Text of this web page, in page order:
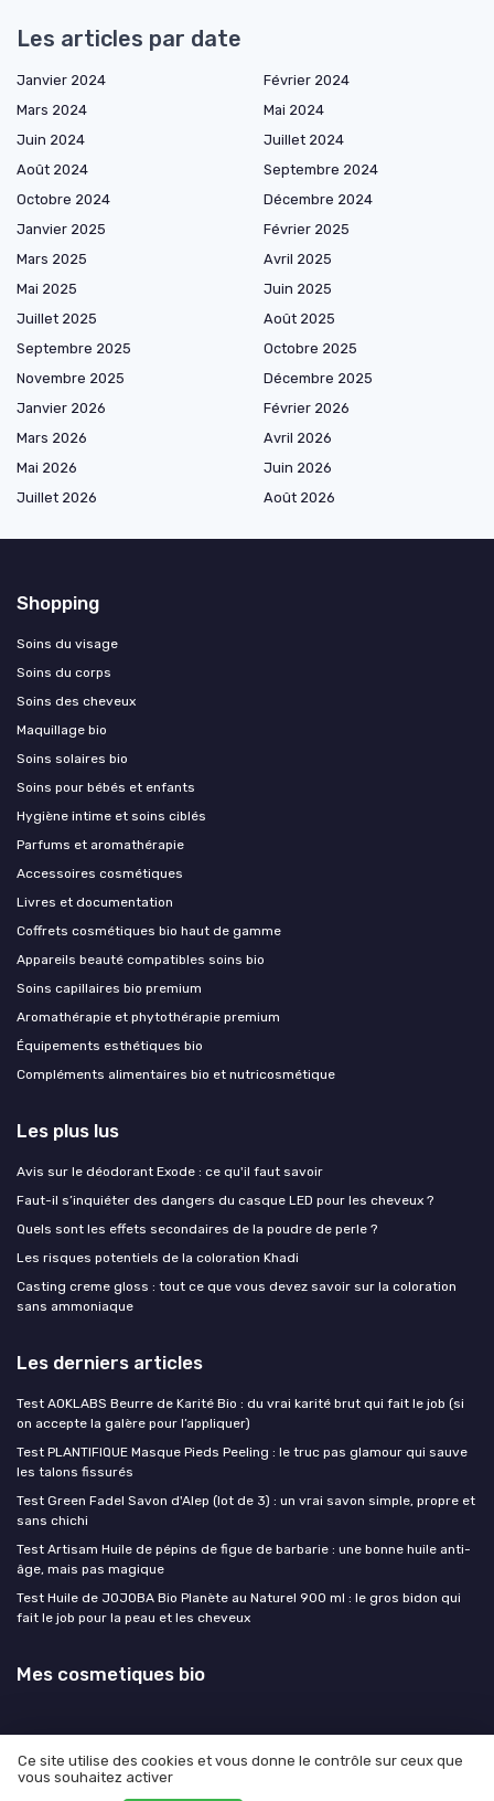
Les articles par date
Janvier 2024
Février 2024
Mars 2024
Mai 2024
Juin 2024
Juillet 2024
Août 2024
Septembre 2024
Octobre 2024
Décembre 2024
Janvier 2025
Février 2025
Mars 2025
Avril 2025
Mai 2025
Juin 2025
Juillet 2025
Août 2025
Septembre 2025
Octobre 2025
Novembre 2025
Décembre 2025
Janvier 2026
Février 2026
Mars 2026
Avril 2026
Mai 2026
Juin 2026
Juillet 2026
Août 2026
Shopping
Soins du visage
Soins du corps
Soins des cheveux
Maquillage bio
Soins solaires bio
Soins pour bébés et enfants
Hygiène intime et soins ciblés
Parfums et aromathérapie
Accessoires cosmétiques
Livres et documentation
Coffrets cosmétiques bio haut de gamme
Appareils beauté compatibles soins bio
Soins capillaires bio premium
Aromathérapie et phytothérapie premium
Équipements esthétiques bio
Compléments alimentaires bio et nutricosmétique
Les plus lus
Avis sur le déodorant Exode : ce qu'il faut savoir
Faut-il s’inquiéter des dangers du casque LED pour les cheveux ?
Quels sont les effets secondaires de la poudre de perle ?
Les risques potentiels de la coloration Khadi
Casting creme gloss : tout ce que vous devez savoir sur la coloration
sans ammoniaque
Les derniers articles
Test AOKLABS Beurre de Karité Bio : du vrai karité brut qui fait le job (si
on accepte la galère pour l’appliquer)
Test PLANTIFIQUE Masque Pieds Peeling : le truc pas glamour qui sauve
les talons fissurés
Test Green Fadel Savon d'Alep (lot de 3) : un vrai savon simple, propre et
sans chichi
Test Artisam Huile de pépins de figue de barbarie : une bonne huile anti-
âge, mais pas magique
Test Huile de JOJOBA Bio Planète au Naturel 900 ml : le gros bidon qui
fait le job pour la peau et les cheveux
Mes cosmetiques bio
Mentions légales
Ce site utilise des cookies et vous donne le contrôle sur ceux que
vous souhaitez activer